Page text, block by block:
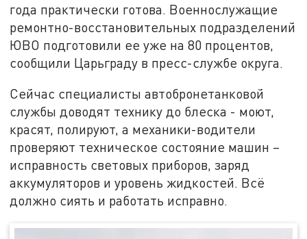
года практически готова. Военнослужащие
ремонтно-восстановительных подразделений
ЮВО подготовили ее уже на 80 процентов,
сообщили Царьграду в пресс-службе округа.
Сейчас специалисты автобронетанковой
службы доводят технику до блеска - моют,
красят, полируют, а механики-водители
проверяют техническое состояние машин –
исправность световых приборов, заряд
аккумуляторов и уровень жидкостей. Всё
должно сиять и работать исправно.